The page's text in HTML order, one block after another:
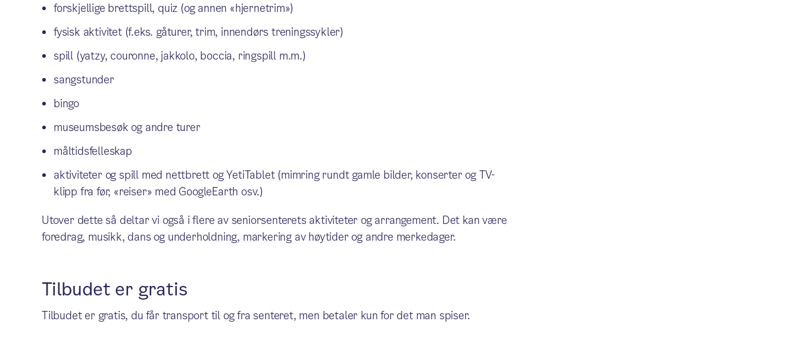
forskjellige brettspill, quiz (og annen «hjernetrim»)
fysisk aktivitet (f.eks. gåturer, trim, innendørs treningssykler)
spill (yatzy, couronne, jakkolo, boccia, ringspill m.m.)
sangstunder
bingo
museumsbesøk og andre turer
måltidsfelleskap
aktiviteter og spill med nettbrett og YetiTablet (mimring rundt gamle bilder, konserter og TV-
klipp fra før, «reiser» med GoogleEarth osv.)
Utover dette så deltar vi også i flere av seniorsenterets aktiviteter og arrangement. Det kan være
foredrag, musikk, dans og underholdning, markering av høytider og andre merkedager.
Tilbudet er gratis
Tilbudet er gratis, du får transport til og fra senteret, men betaler kun for det man spiser.